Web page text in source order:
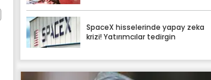
SpaceX hisselerinde yapay zeka
krizi! Yatırımcılar tedirgin